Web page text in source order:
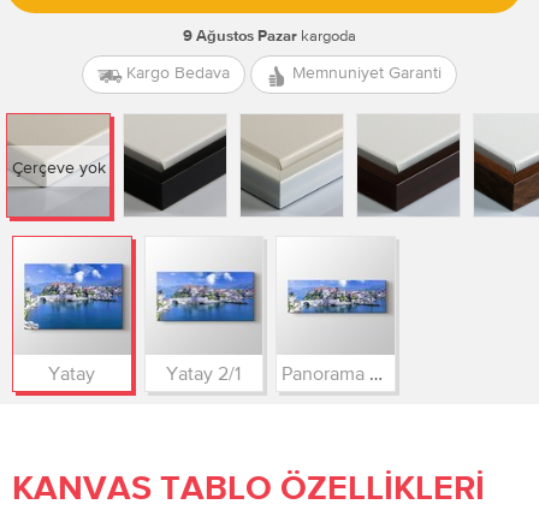
9 Ağustos Pazar kargoda
Kargo Bedava Memnuniyet Garanti
Çerçeve yok
Yatay Yatay 2/1
KANVAS TABLO ÖZELLIKLERI